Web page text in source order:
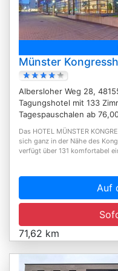
Münster
Albersloher Weg 28,
Tagungshotel mit 133
Tagespauschalen ab
Das HOTEL MÜNSTER
sich ganz in der Nähe des
verfügt über 131 komfortabel
Auf
71,62 km